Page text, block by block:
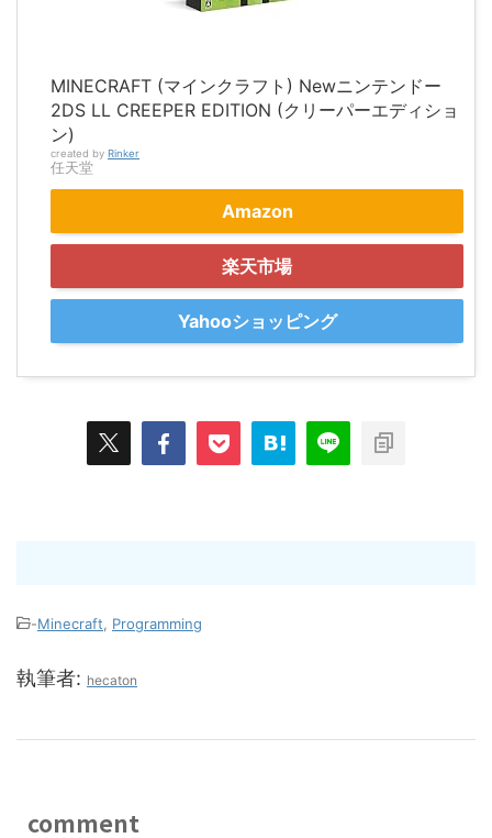
MINECRAFT (マインクラフト) Newニンテンドー
2DS LL CREEPER EDITION (クリーパーエディショ
ン)
created by Rinker
任天堂
Amazon
楽天市場
Yahooショッピング
-Minecraft, Programming
執筆者: hecaton
comment